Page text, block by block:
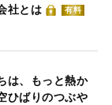
社とは
有料
は、もっと熱か
ひばりのつぶや